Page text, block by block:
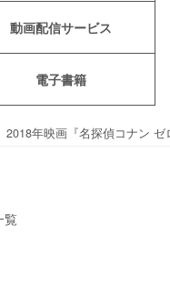
動画配信サービス
電子書籍
2018年映画『名探偵コナン
覧